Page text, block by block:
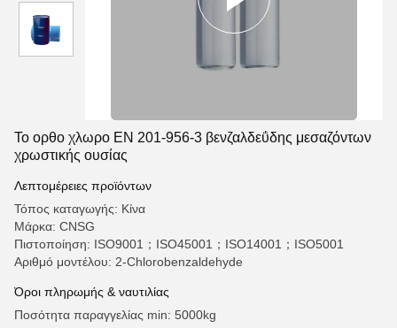
Το ορθο χλωρο EN 201-956-3 βενζαλδεΰδης μεσαζόντων
χρωστικής ουσίας
Λεπτομέρειες προϊόντων
Τόπος καταγωγής: Κίνα
Μάρκα: CNSG
Πιστοποίηση: ISO9001；ISO45001；ISO14001；ISO5001
Αριθμό μοντέλου: 2-Chlorobenzaldehyde
Όροι πληρωμής & ναυτιλίας
Ποσότητα παραγγελίας min: 5000kg